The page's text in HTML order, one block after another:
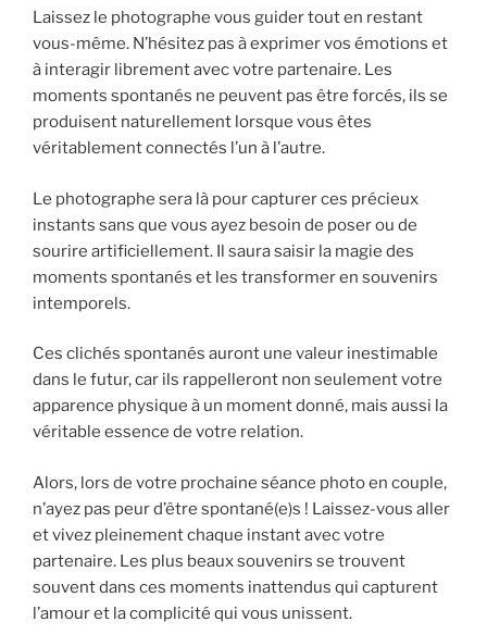
Laissez le photographe vous guider tout en restant
vous-même. N’hésitez pas à exprimer vos émotions et
à interagir librement avec votre partenaire. Les
moments spontanés ne peuvent pas être forcés, ils se
produisent naturellement lorsque vous êtes
véritablement connectés l’un à l’autre.
Le photographe sera là pour capturer ces précieux
instants sans que vous ayez besoin de poser ou de
sourire artificiellement. Il saura saisir la magie des
moments spontanés et les transformer en souvenirs
intemporels.
Ces clichés spontanés auront une valeur inestimable
dans le futur, car ils rappelleront non seulement votre
apparence physique à un moment donné, mais aussi la
véritable essence de votre relation.
Alors, lors de votre prochaine séance photo en couple,
n’ayez pas peur d’être spontané(e)s ! Laissez-vous aller
et vivez pleinement chaque instant avec votre
partenaire. Les plus beaux souvenirs se trouvent
souvent dans ces moments inattendus qui capturent
l’amour et la complicité qui vous unissent.